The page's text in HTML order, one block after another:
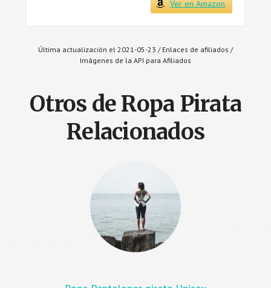
Ver en Amazon
Última actualización el 2021-05-23 / Enlaces de afiliados /
Imágenes de la API para Afiliados
Otros de Ropa Pirata
Relacionados